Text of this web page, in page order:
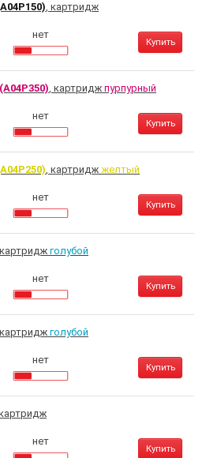
, картридж
нет
Купить
, картридж пурпурный
нет
Купить
, картридж желтый
нет
Купить
голубой
нет
Купить
голубой
нет
Купить
нет
Купить